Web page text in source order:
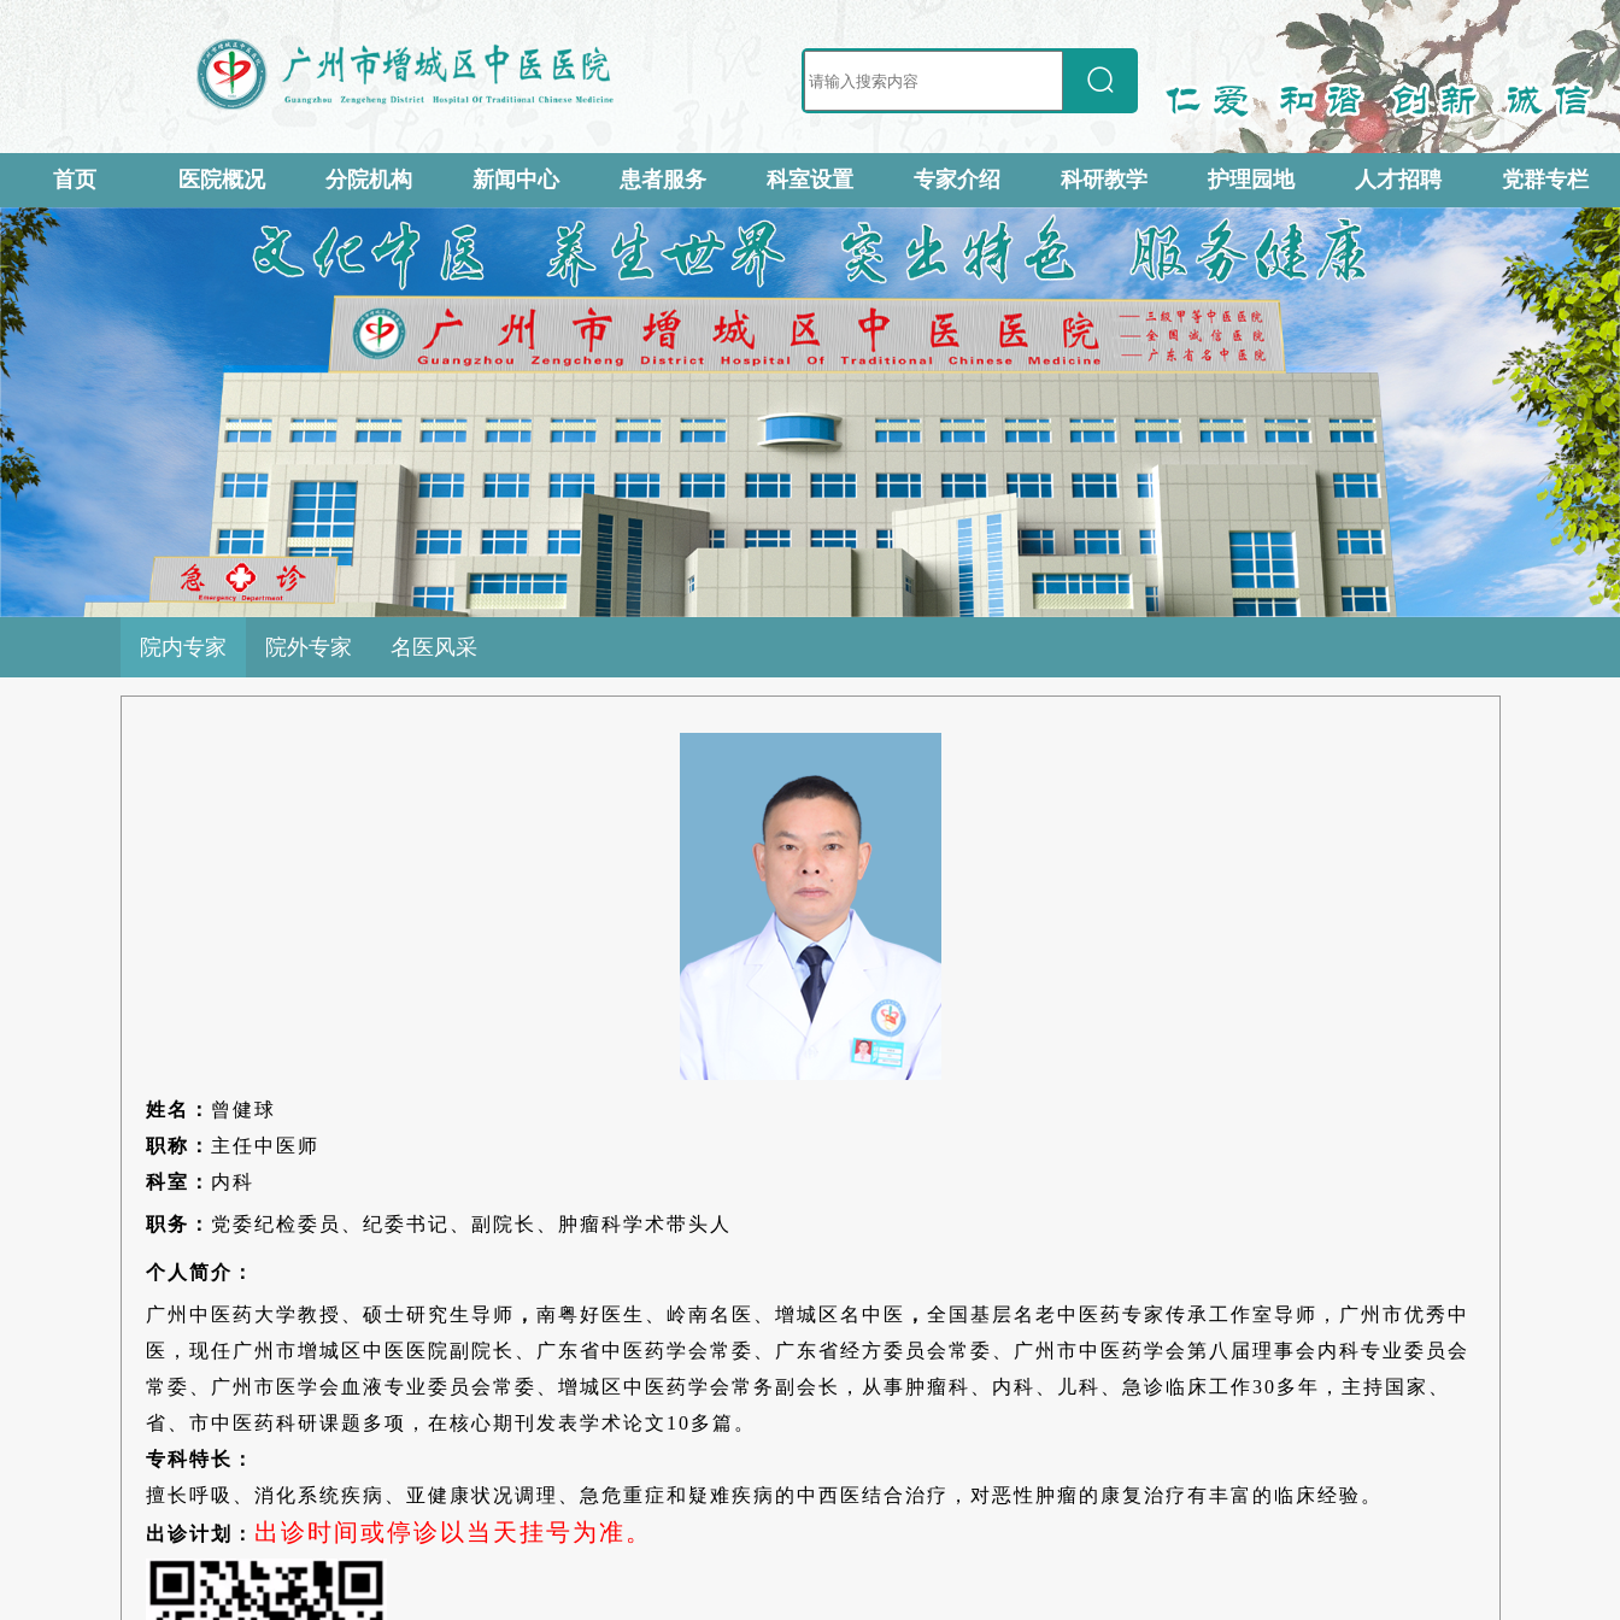
首页 医院概况 分院机构 新闻中心 患者服务 科室设置 专家介绍 科研教学 护理园地 人才招聘 党群专栏
院内专家 院外专家 名医风采
姓名： 曾健球
职称： 主任中医师
科室： 内科
职务： 党委纪检委员、纪委书记、副院长、肿瘤科学术带头人
个人简介：
广州中医药大学教授、硕士研究生导师 ， 南粤好医生、岭南名医、增城区名中医 ， 全国基层名老中医药专家传承工作室导师，广州市优秀中
医，现任广州市增城区中医医院副院长、广东省中医药学会常委、广东省经方委员会常委、广州市中医药学会第八届理事会内科专业委员会
常委、广州市医学会血液专业委员会常委、增城区中医药学会常务副会长，从事肿瘤科、内科、儿科、急诊临床工作30多年，主持国家、
省、市中医药科研课题多项，在核心期刊发表学术论文10多篇。
专科特长：
擅长呼吸、消化系统疾病、亚健康状况调理、急危重症和疑难疾病的中西医结合治疗，对恶性肿瘤的康复治疗有丰富的临床经验。
出诊计划： 出诊时间或停诊以当天挂号为准。